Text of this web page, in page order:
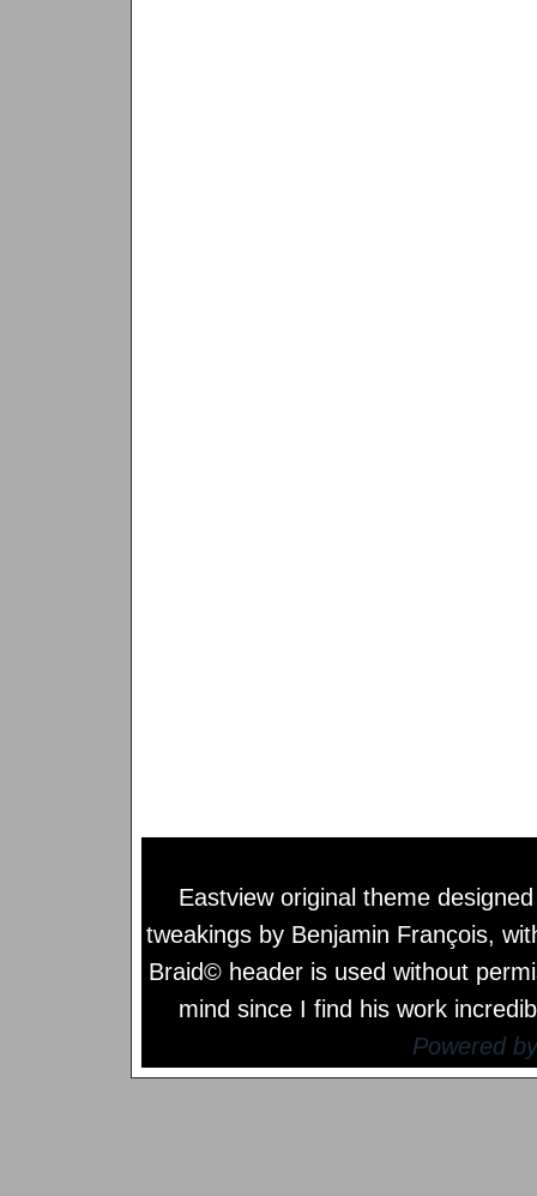
Eastview original theme
tweakings by Benjamin François,
Braid© header is used without
mind since I find his work
Powered